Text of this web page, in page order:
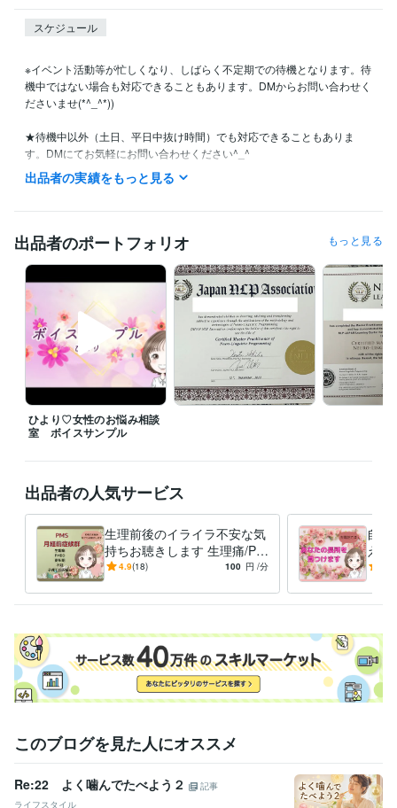
スケジュール
※イベント活動等が忙しくなり、しばらく不定期での待機となります。待
機中ではない場合も対応できることもあります。DMからお問い合わせく
ださいませ(*^_^*))
★待機中以外（土日、平日中抜け時間）でも対応できることもありま
す。DMにてお気軽にお問い合わせください^_^
＜お客様へ＞
ありがとうございます(*^-^*)
お話しできるのを心より楽しみにしております。
「こんなこと相談していいのかな？」ということがありましたらお気軽
にメッセージ下さいね(*^^*)
声のサンプルはこちらです☆彡
https://youtu.be/6sW2_s8AVZ0
★予約は24時間受け付けています☆彡希望日時、時間などお気軽にお問
経験職種
ライフスタイル・その他 / カウンセラー・コーチ
職歴
上級心理カウンセラー 2022年9月 ~ 現在
受賞歴
自分再発見ワークショップ！『自分を褒める』開催
ゴスペルコンサ
ート　ソロパート担当 熊本日日新聞合唱コンクール　最優秀賞
上級心理カウンセラー 取得年 : 2021年
実用英語技能検定2級 取得年 : 2014年
実用英語技能検定準1級 取得年 : 2016年
歯科技工士 取得年 : 1996年
ポジティブ心理学実践インストラクター 取得年 : 2023年
夫婦カウンセラー 取得年 : 2023年
その他ツール
Webカウンセラー:3年
出品者の実績をもっと見る
出品者のポートフォリオ もっと見る
ひより♡女性のお悩み相談
室 ボイスサンプル
出品者の人気サービス
生理前後のイライラ不安な気
持ちお聴きします 生理痛/PM
S/PMDD/更年期/不妊/子育て
4.9(18) 100 円 /分
自己
えで
己否
み
このブログを見た人にオススメ
Re:22 よく噛んでたべよう２
記事
ライフスタイル